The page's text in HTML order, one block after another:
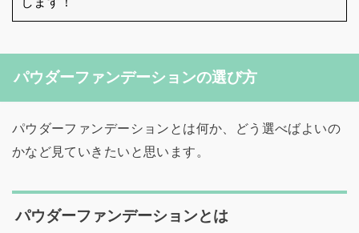
パウダーファンデーションの選び方
パウダーファンデーションとは何か、どう選べばよいの
かなど見ていきたいと思います。
パウダーファンデーションとは